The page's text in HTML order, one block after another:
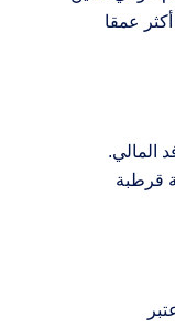
عمقا
المالي.
قرطبة